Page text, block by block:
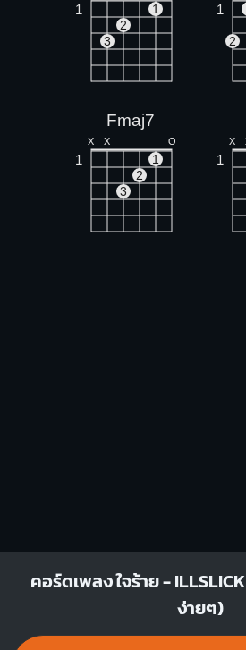
1
1
2
3
1
2
Fmaj7
X X O
1
1
2
3
X
1
G#m
3 4
1
2
คอร์ดเพลง ใจร้าย -
ง่ายๆ)